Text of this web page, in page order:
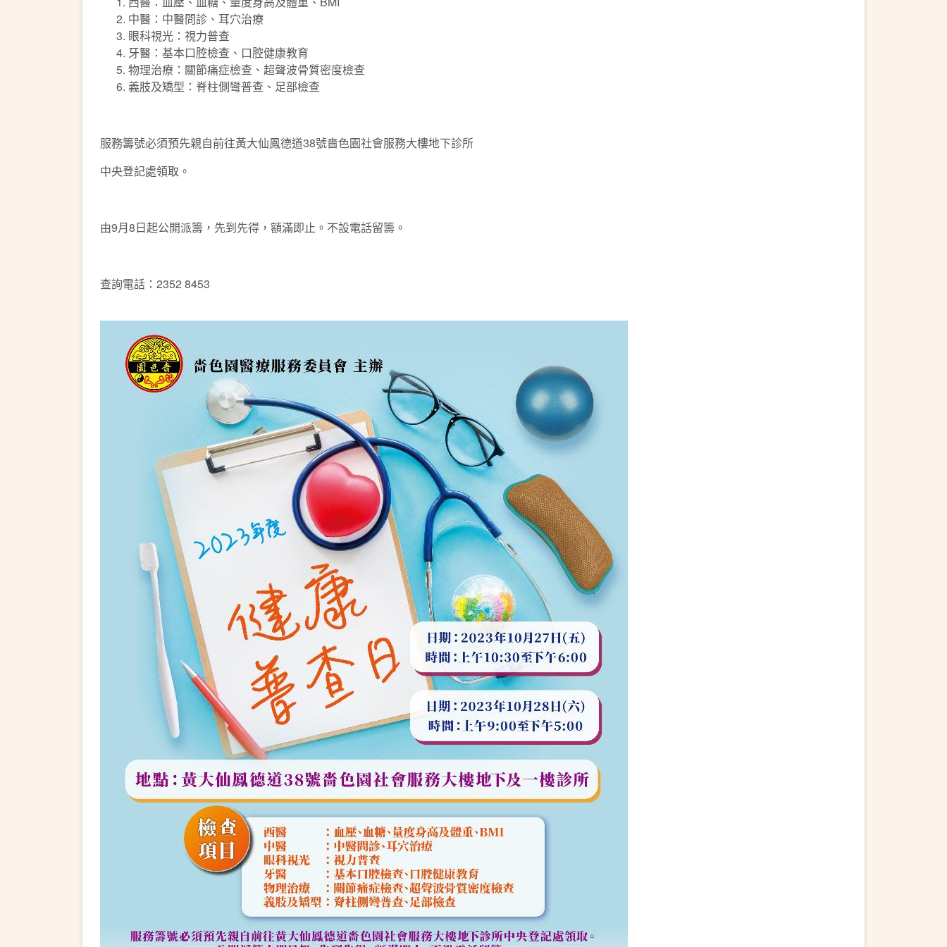
中醫：中醫問診、耳穴治療
眼科視光：視力普查
牙醫：基本口腔檢查、口腔健康教育
物理治療：關節痛症檢查、超聲波骨質密度檢查
義肢及矯型：脊柱側彎普查、足部檢查
服務籌號必須預先親自前往黃大仙鳳德道38號嗇色園社會服務大樓地下診所
中央登記處領取。
由9月8日起公開派籌，先到先得，額滿即止。不設電話留籌。
查詢電話：2352 8453